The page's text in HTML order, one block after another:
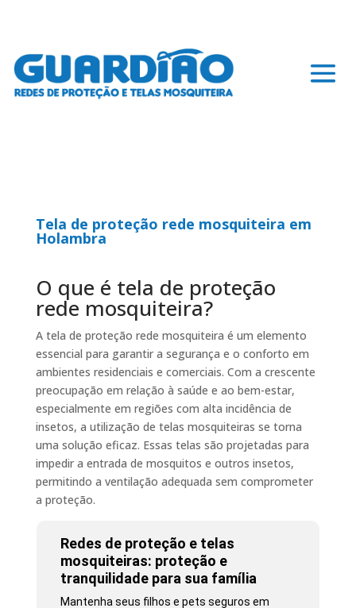
Tela de proteção rede mosquiteira em
Holambra
O que é tela de proteção
rede mosquiteira?
A tela de proteção rede mosquiteira é um elemento
essencial para garantir a segurança e o conforto em
ambientes residenciais e comerciais. Com a crescente
preocupação em relação à saúde e ao bem-estar,
especialmente em regiões com alta incidência de
insetos, a utilização de telas mosquiteiras se torna
uma solução eficaz. Essas telas são projetadas para
impedir a entrada de mosquitos e outros insetos,
permitindo a ventilação adequada sem comprometer
a proteção.
Redes de proteção e telas
mosquiteiras: proteção e
tranquilidade para sua família
Mantenha seus filhos e pets seguros em